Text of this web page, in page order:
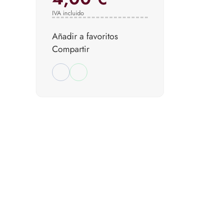
IVA incluido
Añadir a favoritos
Compartir